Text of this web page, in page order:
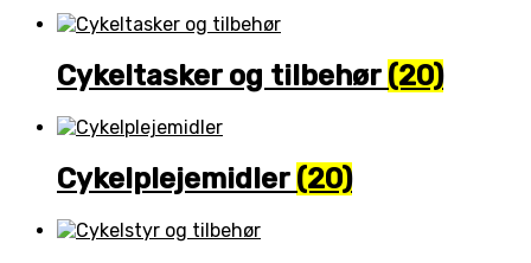
Cykeltasker og tilbehør (20)
Cykelplejemidler (20)